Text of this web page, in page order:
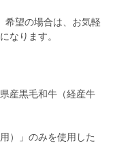
希望の場合は、お気軽
なります。
産黒毛和牛（経産牛
）」のみを使用した